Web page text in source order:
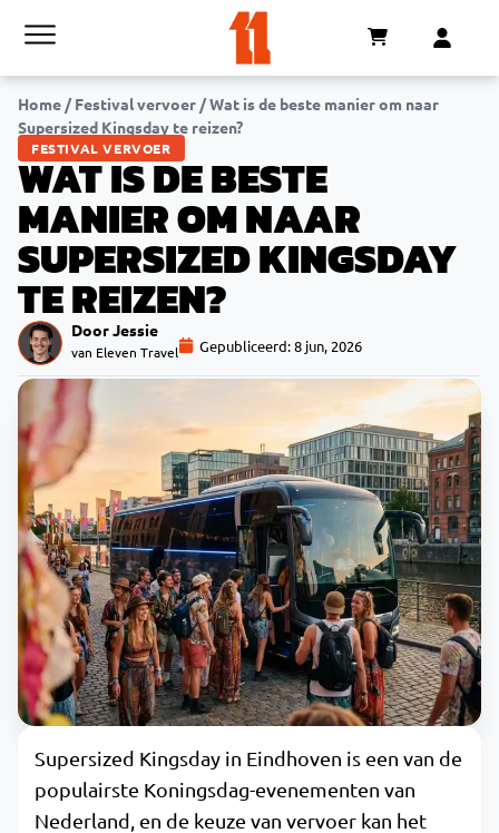
Home /Festival vervoer /Wat is de beste manier om naar
Supersized Kingsday te reizen?
FESTIVAL VERVOER
WAT IS DE BESTE
MANIER OM NAAR
SUPERSIZED KINGSDAY
TE REIZEN?
Door Jessie
van Eleven Travel Gepubliceerd:8 jun, 2026
Supersized Kingsday in Eindhoven is een van de
populairste Koningsdag-evenementen van
Nederland, en de keuze van vervoer kan het